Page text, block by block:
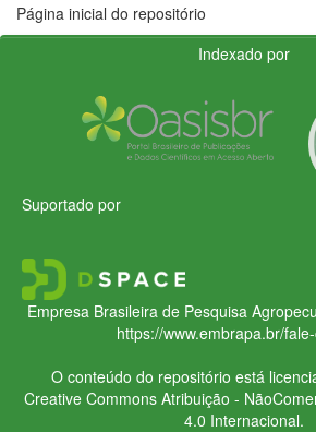
Página inicial do repositório
Indexado por
Suportado por
Empresa Brasileira de Pesquisa
https://www.embrapa.br/
O conteúdo do repositório está
Creative CommonsAtribuição -
4.0 Internacional.